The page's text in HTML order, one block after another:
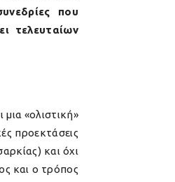
που
τελευταίων
«ολιστική»
προεκτάσεις
και όχι
και ο τρόπος